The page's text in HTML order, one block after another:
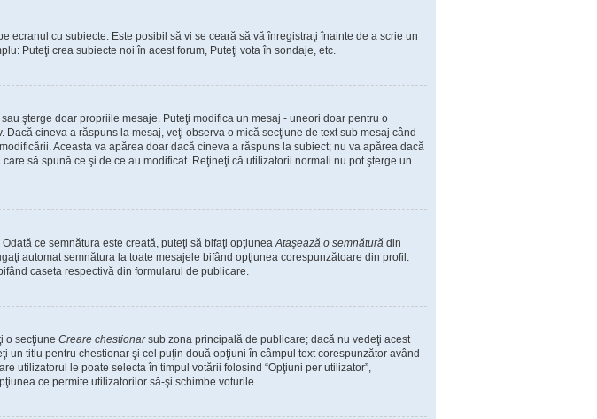
ecranul cu subiecte. Este posibil să vi se ceară să vă înregistraţi înainte de a scrie un
Puteţi crea subiecte noi în acest forum, Puteţi vota în sondaje, etc.
şterge doar propriile mesaje. Puteţi modifica un mesaj - uneori doar pentru o
Dacă cineva a răspuns la mesaj, veţi observa o mică secţiune de text sub mesaj când
Aceasta va apărea doar dacă cineva a răspuns la subiect; nu va apărea dacă
să spună ce şi de ce au modificat. Reţineţi că utilizatorii normali nu pot şterge un
ce semnătura este creată, puteţi să bifaţi opţiuneaAtaşează o semnătură din
automat semnătura la toate mesajele bifând opţiunea corespunzătoare din profil.
caseta respectivă din formularul de publicare.
o secţiune Creare chestionarsub zona principală de publicare; dacă nu vedeţi acest
titlu pentru chestionar şi cel puţin două opţiuni în câmpul text corespunzător având
utilizatorul le poate selecta în timpul votării folosind “Opţiuni per utilizator”,
ce permite utilizatorilor să-şi schimbe voturile.